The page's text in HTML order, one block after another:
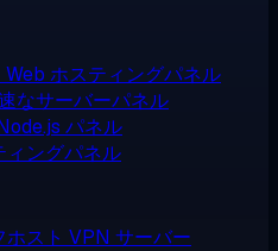
Web ホスティングパネル
なサーバーパネル
パネル
ィングパネル
ホスト VPN サーバー